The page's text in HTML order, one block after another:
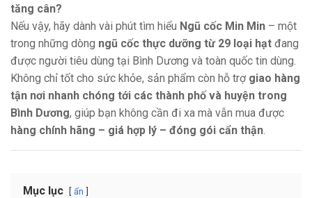
tăng cân?
Nếu vậy, hãy dành vài phút tìm hiểu Ngũ cốc Min Min – một
trong những dòng ngũ cốc thực dưỡng từ 29 loại hạt đang
được người tiêu dùng tại Bình Dương và toàn quốc tin dùng.
Không chỉ tốt cho sức khỏe, sản phẩm còn hỗ trợ giao hàng
tận nơi nhanh chóng tới các thành phố và huyện trong
Bình Dương, giúp bạn không cần đi xa mà vẫn mua được
hàng chính hãng – giá hợp lý – đóng gói cẩn thận.
Mục lục ẩn